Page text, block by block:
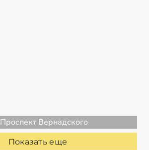
Проспект Вернадского
Показать еще